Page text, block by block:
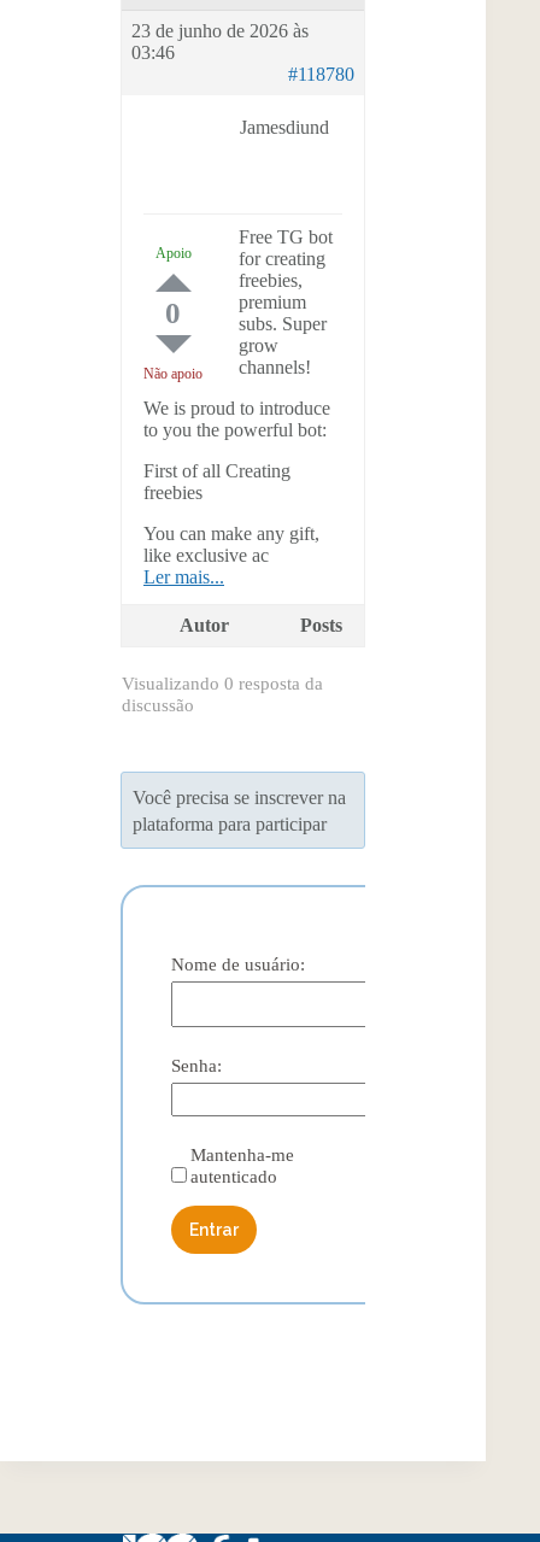
23 de junho de 2026 às
03:46
#118780
Jamesdiund
Apoio
0
Não apoio
Free TG bot
for creating
freebies,
premium
subs. Super
grow
channels!
We is proud to introduce
to you the powerful bot:
First of all Creating
freebies
You can make any gift,
like exclusive ac
Ler mais...
Autor Posts
Visualizando 0 resposta da
discussão
Você precisa se inscrever na
plataforma para participar
Nome de usuário:
Senha:
Mantenha-me
autenticado
Entrar